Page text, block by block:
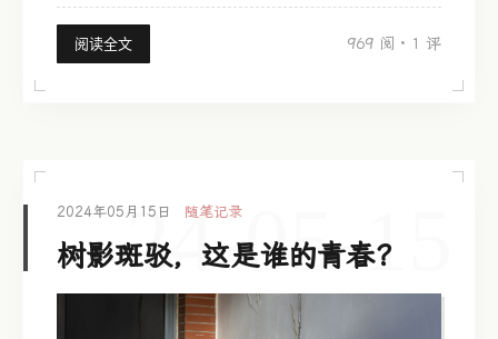
阅读全文 969 阅 · 1 评
24-05-15
2024年05月15日 随笔记录
树影斑驳，这是谁的青春？